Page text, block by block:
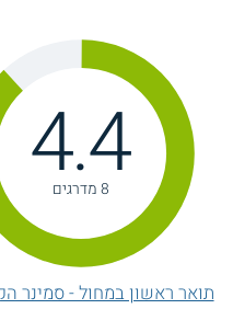
4.4
8 מדרגים
תואר ראשון במחול - סמינר